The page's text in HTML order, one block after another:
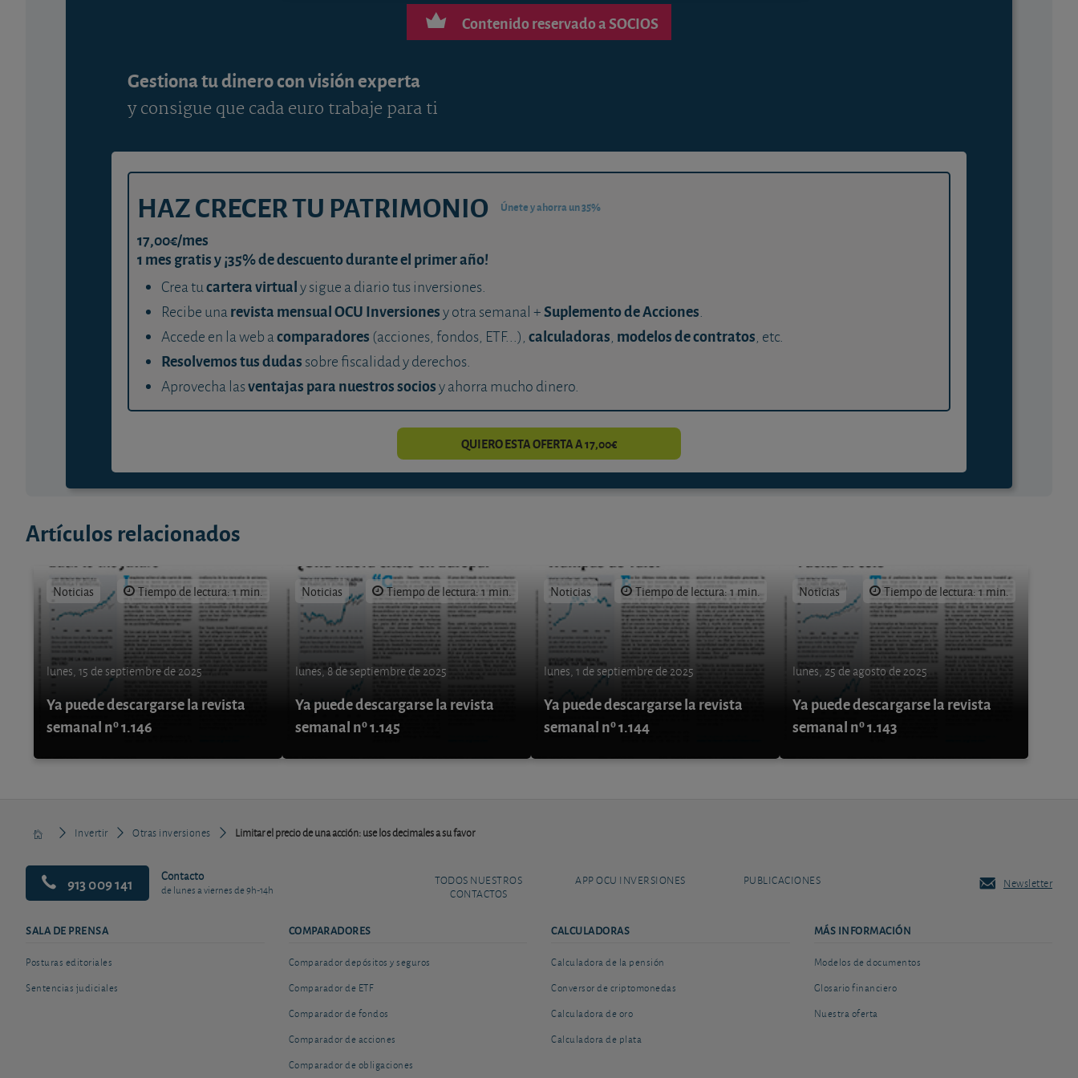
Contenido reservado a SOCIOS
Gestiona tu dinero con visión experta
y consigue que cada euro trabaje para ti
HAZ CRECER TU PATRIMONIO Únete y ahorra un 35%
17,00€/mes
1 mes gratis y ¡35% de descuento durante el primer año!
Crea tucartera virtualy sigue a diario tus inversiones.
Recibe unarevista mensual OCU Inversionesy otra semanal +Suplemento de Acciones.
Accede en la web acomparadores (acciones, fondos, ETF...), calculadoras, modelos de contratos, etc.
Resolvemos tus dudas sobre fiscalidad y derechos.
Aprovecha lasventajas para nuestros sociosy ahorra mucho dinero.
QUIERO ESTA OFERTA A 17,00€
Artículos relacionados
Noticias Tiempo de lectura: 1 min.
lunes, 15 de septiembre de 2025
Ya puede descargarse la revista
semanal nº 1.146
Noticias Tiempo de lectura: 1 min.
lunes, 8 de septiembre de 2025
Ya puede descargarse la revista
semanal nº 1.145
Noticias Tiempo de lectura: 1 min.
lunes, 1 de septiembre de 2025
Ya puede descargarse la revista
semanal nº 1.144
Noticias Tiempo de lectura: 1 min.
lunes, 25 de agosto de 2025
Ya puede descargarse la revista
semanal nº 1.143
Invertir Otras inversiones Limitar el precio de una acción: use los decimales a su favor
913 009 141 Contacto
de lunes a viernes de 9h-14h
TODOS NUESTROS
CONTACTOS
APP OCU INVERSIONES PUBLICACIONES Newsletter
SALA DE PRENSA
Posturas editoriales
Sentencias judiciales
COMPARADORES
Comparador depósitos y seguros
Comparador de ETF
Comparador de fondos
Comparador de acciones
Comparador de obligaciones
CALCULADORAS
Calculadora de la pensión
Conversor de criptomonedas
Calculadora de oro
Calculadora de plata
MÁS INFORMACIÓN
Modelos de documentos
Glosario financiero
Nuestra oferta